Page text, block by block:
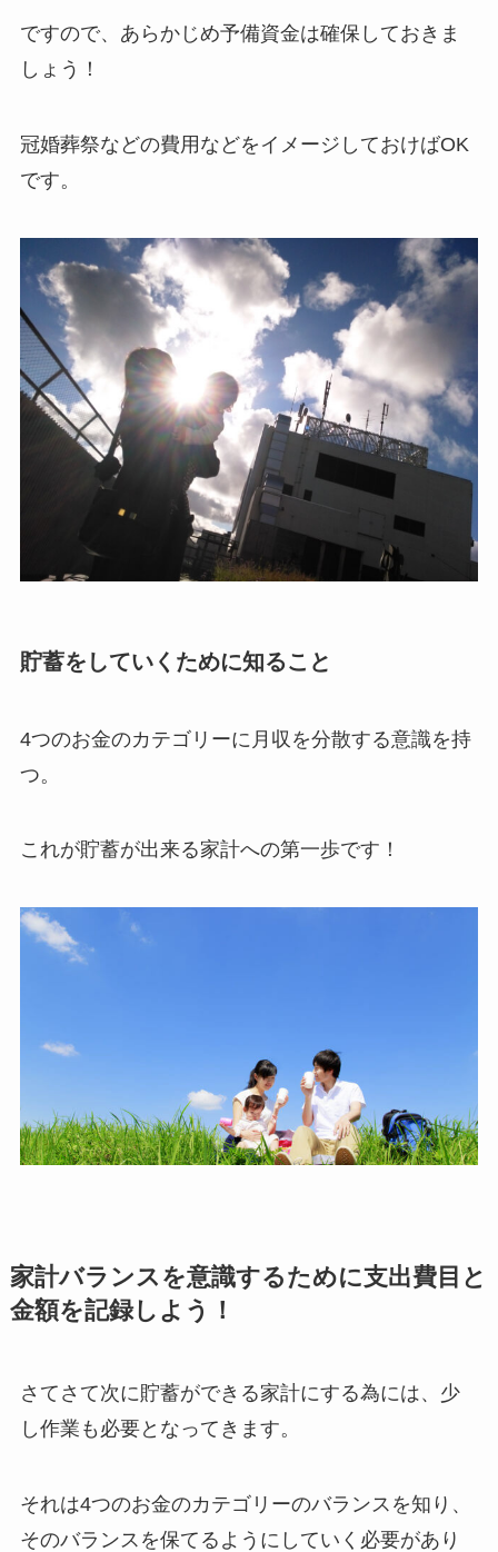
ですので、あらかじめ予備資金は確保しておきま
しょう！
冠婚葬祭などの費用などをイメージしておけばOK
です。
貯蓄をしていくために知ること
4つのお金のカテゴリーに月収を分散する意識を持
つ。
これが貯蓄が出来る家計への第一歩です！
家計バランスを意識するために支出費目と
金額を記録しよう！
さてさて次に貯蓄ができる家計にする為には、少
し作業も必要となってきます。
それは4つのお金のカテゴリーのバランスを知り、
そのバランスを保てるようにしていく必要があり